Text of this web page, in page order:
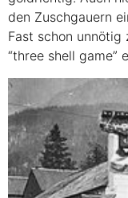
den Zuschgauern
Fast schon unnötig
“three shell game”